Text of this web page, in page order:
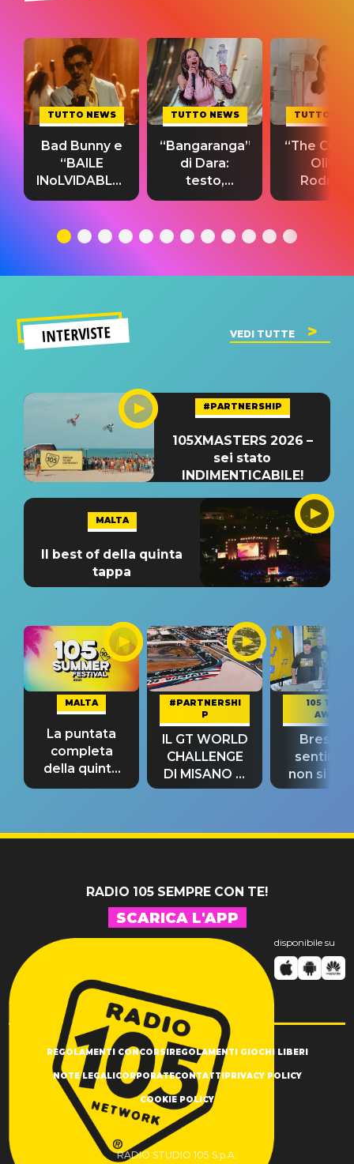
TUTTO NEWS
Bad Bunny e
“BAILE
INoLVIDABLE”:
testo,
significato
TUTTO NEWS
“Bangaranga”
di Dara:
testo,
traduzione e
del singolo
TUTTO
“The
Olivia
testo,
INTERVISTE VEDI TUTTE
#PARTNERSHIP
105XMASTERS 2026 –
sei stato
INDIMENTICABILE!
MALTA
Il best of della quinta
tappa
MALTA
La puntata
completa
della quinta
tappa
#PARTNERSHI
P
IL GT WORLD
CHALLENGE
DI MISANO si
riconferma
105 TAKE
AWAY
Bresh:
non si
fino alla
RADIO 105 SEMPRE CON TE!
SCARICA L'APP
disponibile su
REGOLAMENTI CONCORSIREGOLAMENTI GIOCHI LIBERI
NOTE LEGALICORPORATECONTATTIPRIVACY POLICY
COOKIE POLICY
RADIO STUDIO 105 S.p.A.